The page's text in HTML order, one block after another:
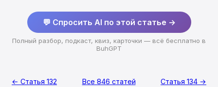
💬 Спросить AI по этой статье →
Полный разбор, подкаст, квиз, карточки — всё бесплатно в
BuhGPT
← Статья 132 Все 846 статей Статья 134 →